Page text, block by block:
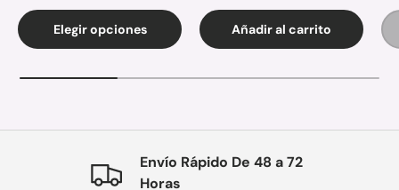
Elegir opciones Añadir al carrito
Envío Rápido De 48 a 72
Horas